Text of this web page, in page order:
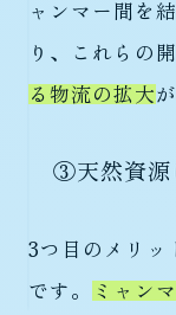
ャンマー間を
り、これらの
る物流の拡大
③天然資源
3つ目のメリッ
です。 ミャン